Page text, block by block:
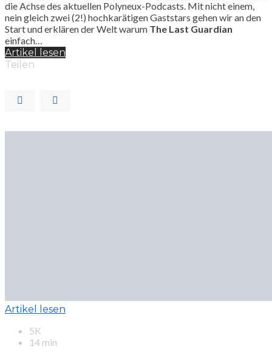
die Achse des aktuellen Polyneux-Podcasts. Mit nicht einem,
nein gleich zwei (2!) hochkarätigen Gaststars gehen wir an den
Start und erklären der Welt warum The Last Guardian
einfach…
Artikel lesen
Teilen
Artikel lesen
5K
14 min